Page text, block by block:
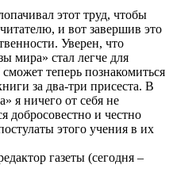
этот труд, чтобы
и вот завершив это
Уверен, что
мира» стал легче для
теперь познакомиться
за два-три присеста. В
я ничего от себя не
добросовестно и честно
этого учения в их
газеты (сегодня –